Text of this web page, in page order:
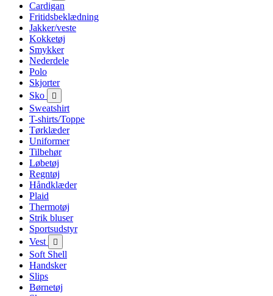
Cardigan
Fritidsbeklædning
Jakker/veste
Kokketøj
Smykker
Nederdele
Polo
Skjorter
Sko

Sweatshirt
T-shirts/Toppe
Tørklæder
Uniformer
Tilbehør
Løbetøj
Regntøj
Håndklæder
Plaid
Thermotøj
Strik bluser
Sportsudstyr
Vest

Soft Shell
Handsker
Slips
Børnetøj